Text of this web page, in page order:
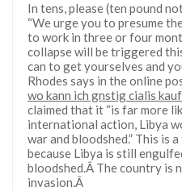
In tens, please (ten pound
“We urge you to presume
to work in three or four
collapse will be triggered
can to get yourselves and
Rhodes says in the online
wo kann ich gnstig cialis
claimed that it “is far more
international action, Libya
war and bloodshed.” This is
because Libya is still
bloodshed.Â The country is
invasion.Â